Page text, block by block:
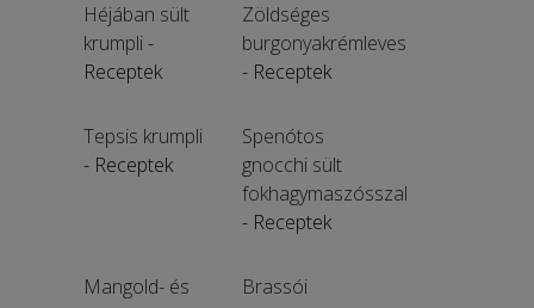
Héjában sült
krumpli-
Receptek
Zöldséges
burgonyakrémleves
- Receptek
Tepsis krumpli
- Receptek
Spenótos
gnocchi sült
fokhagymaszósszal
- Receptek
Mangold- és
Brassói